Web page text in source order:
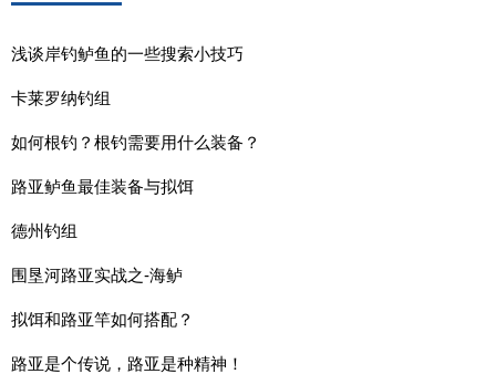
浅谈岸钓鲈鱼的一些搜索小技巧
卡莱罗纳钓组
如何根钓？根钓需要用什么装备？
路亚鲈鱼最佳装备与拟饵
德州钓组
围垦河路亚实战之-海鲈
拟饵和路亚竿如何搭配？
路亚是个传说，路亚是种精神！